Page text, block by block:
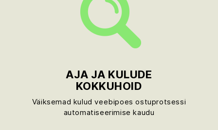
AJA JA KULUDE
KOKKUHOID
Väiksemad kulud veebipoes ostuprotsessi
automatiseerimise kaudu